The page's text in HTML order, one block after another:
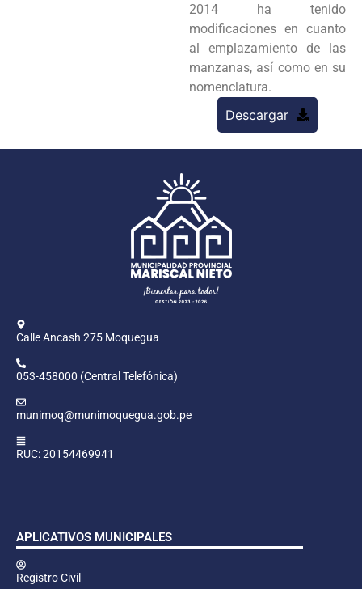
2014 ha tenido
modificaciones en cuanto
al emplazamiento de las
manzanas, así como en su
nomenclatura.
Descargar
Calle Ancash 275 Moquegua
053-458000 (Central Telefónica)
munimoq@munimoquegua.gob.pe
RUC: 20154469941
APLICATIVOS MUNICIPALES
Registro Civil